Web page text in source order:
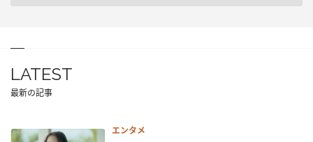
LATEST
最新の記事
エンタメ